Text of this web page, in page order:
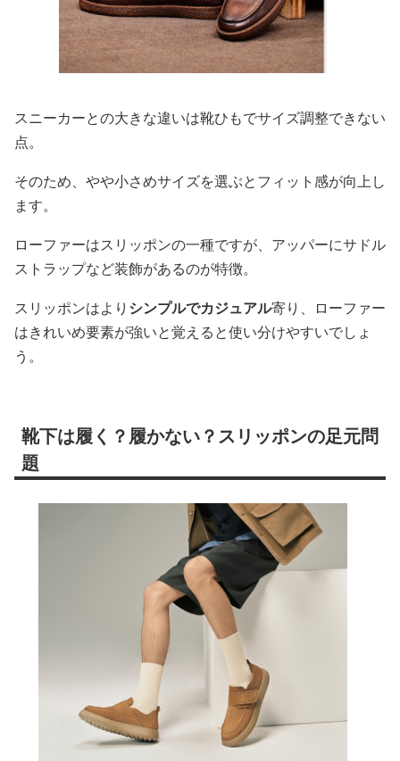
スニーカーとの大きな違いは靴ひもでサイズ調整できない
点。
そのため、やや小さめサイズを選ぶとフィット感が向上し
ます。
ローファーはスリッポンの一種ですが、アッパーにサドル
ストラップなど装飾があるのが特徴。
スリッポンはより シンプルでカジュアル寄り、ローファー
はきれいめ要素が強いと覚えると使い分けやすいでしょ
う。
靴下は履く？履かない？スリッポンの足元問
題